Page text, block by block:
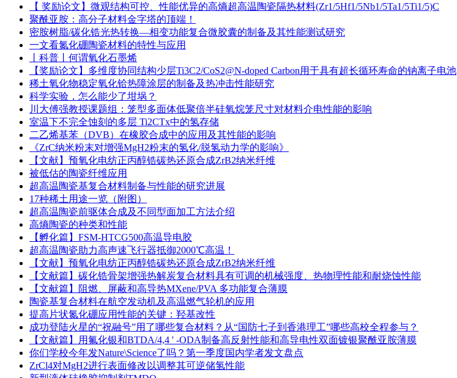
【 奖励论文】微观结构可控、性能优异的高熵超高温陶瓷隔热材料(Zr1/5Hf1/5Nb1/5Ta1/5Ti1/5)C
聚酰亚胺：高分子材料金字塔的顶端！
密胺树脂/碳化锆光热转换—相变功能复合微胶囊的制备及其性能测试研究
一文看氮化硼陶瓷材料的特性与应用
丨科普丨何谓氧化石墨烯
【奖励论文】多维度协同结构少层Ti3C2/CoS2@N-doped Carbon用于具有超长循环寿命的钠离子电池
稀土氧化物稳定氧化铪热障涂层的制备及热冲击性能研究
科学实验，怎么能少了坩埚？
川大傅强教授课题组：笼型多面体低聚倍半硅氧烷笼尺寸对材料介电性能的影响
室温下不完全蚀刻的多层 Ti2CTx中的氢存储
二乙烯基苯（DVB）在橡胶合成中的应用及其性能的影响
《ZrC纳米粉末对增强MgH2粉末的氢化/脱氢动力学的影响》
【文献】预氧化电纺正丙醇锆碳热还原合成ZrB2纳米纤维
被低估的陶瓷纤维应用
超高温陶瓷基复合材料制备与性能的研究进展
17种稀土用途一览（附图）
超高温陶瓷前驱体合成及不同型面加工方法介绍
高熵陶瓷的种类和性能
【孵化篇】FSM-HTCG500高温导电胶
超高温陶瓷助力高声速飞行器抵御2000℃高温！
【文献】预氧化电纺正丙醇锆碳热还原合成ZrB2纳米纤维
【文献篇】碳化锆骨架增强热解炭复合材料具有可调的机械强度、热物理性能和耐烧蚀性能
【文献篇】阻燃、屏蔽和高导热MXene/PVA 多功能复合薄膜
陶瓷基复合材料在航空发动机及高温燃气轮机的应用
提高片状氮化硼应用性能的关键：羟基改性
成功登陆火星的“祝融号”用了哪些复合材料？从“国防七子到香港理工”哪些高校全程参与？
【文献篇】用氟化银和BTDA/4,4 ' -ODA制备高反射性能和高导电性双面镀银聚酰亚胺薄膜
你们学校今年发Nature\Science了吗？第一季度国内学者发文盘点
ZrCl4对MgH2进行表面修改以调整其可逆储氢性能